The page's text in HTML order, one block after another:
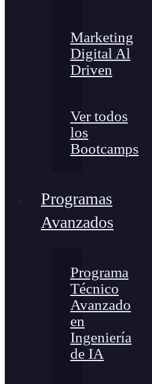
Marketing
Digital Al
Driven
Ver todos
los
Bootcamps
Programas
Avanzados
Programa
Técnico
Avanzado
en
Ingeniería
de IA